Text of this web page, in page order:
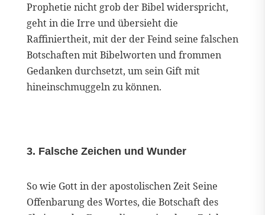
Prophetie nicht grob der Bibel widerspricht,
geht in die Irre und übersieht die
Raffiniertheit, mit der der Feind seine falschen
Botschaften mit Bibelworten und frommen
Gedanken durchsetzt, um sein Gift mit
hineinschmuggeln zu können.
3. Falsche Zeichen und Wunder
So wie Gott in der apostolischen Zeit Seine
Offenbarung des Wortes, die Botschaft des